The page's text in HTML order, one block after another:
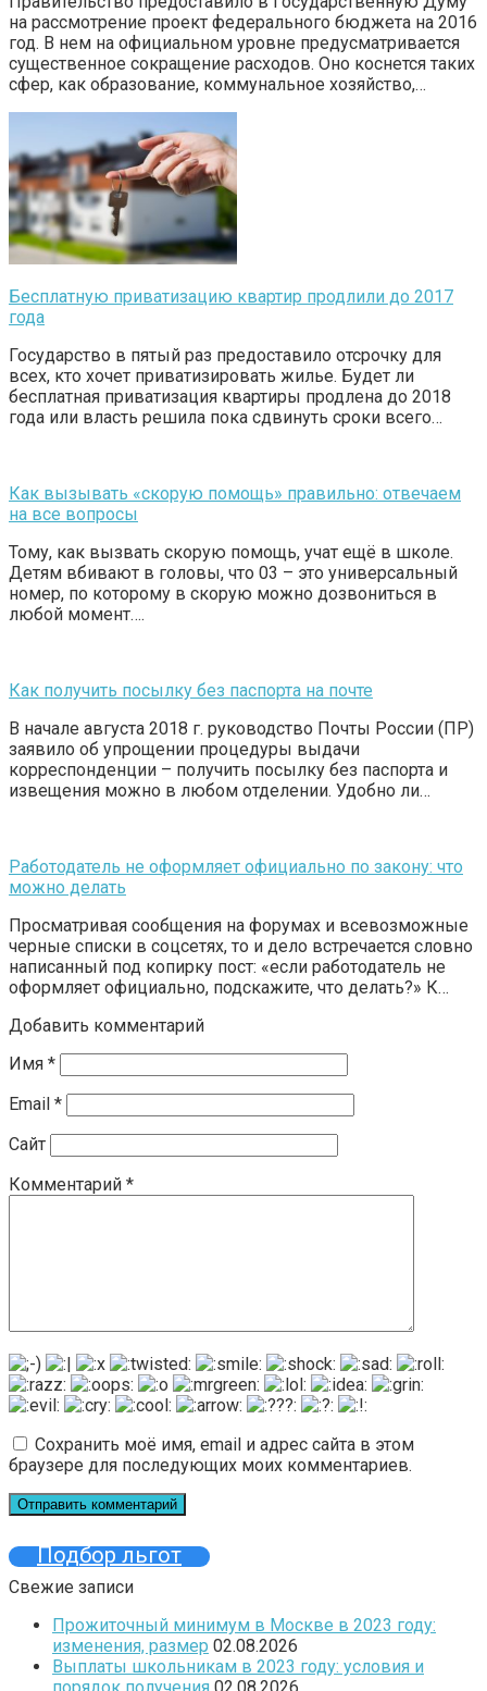
на рассмотрение проект федерального бюджета на 2016
год. В нем на официальном уровне предусматривается
существенное сокращение расходов. Оно коснется таких
сфер, как образование, коммунальное хозяйство,…
Бесплатную приватизацию квартир продлили до 2017
года
Государство в пятый раз предоставило отсрочку для
всех, кто хочет приватизировать жилье. Будет ли
бесплатная приватизация квартиры продлена до 2018
года или власть решила пока сдвинуть сроки всего…
Как вызывать «скорую помощь» правильно: отвечаем
на все вопросы
Тому, как вызвать скорую помощь, учат ещё в школе.
Детям вбивают в головы, что 03 – это универсальный
номер, по которому в скорую можно дозвониться в
любой момент….
Как получить посылку без паспорта на почте
В начале августа 2018 г. руководство Почты России (ПР)
заявило об упрощении процедуры выдачи
корреспонденции – получить посылку без паспорта и
извещения можно в любом отделении. Удобно ли…
Работодатель не оформляет официально по закону: что
можно делать
Просматривая сообщения на форумах и всевозможные
черные списки в соцсетях, то и дело встречается словно
написанный под копирку пост: «если работодатель не
оформляет официально, подскажите, что делать?» К…
Добавить комментарий
Имя *
Email *
Сайт
Комментарий *
Сохранить моё имя, email и адрес сайта в этом
браузере для последующих моих комментариев.
Подбор льгот
Свежие записи
Прожиточный минимум в Москве в 2023 году:
изменения, размер 02.08.2026
Выплаты школьникам в 2023 году: условия и